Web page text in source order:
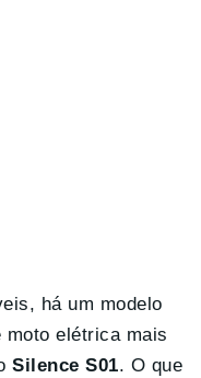
há um modelo
moto elétrica mais
Silence S01. O que